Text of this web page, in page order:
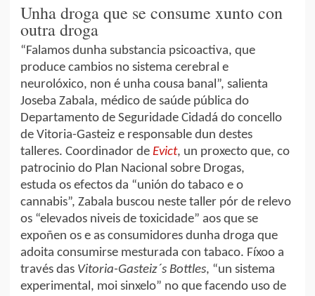
Unha droga que se consume xunto con
outra droga
“Falamos dunha substancia psicoactiva, que
produce cambios no sistema cerebral e
neurolóxico, non é unha cousa banal”, salienta
Joseba Zabala, médico de saúde pública do
Departamento de Seguridade Cidadá do concello
de Vitoria-Gasteiz e responsable dun destes
talleres. Coordinador de Evict, un proxecto que, co
patrocinio do Plan Nacional sobre Drogas,
estuda os efectos da “unión do tabaco e o
cannabis”, Zabala buscou neste taller pór de relevo
os “elevados niveis de toxicidade” aos que se
expoñen os e as consumidores dunha droga que
adoita consumirse mesturada con tabaco. Fíxoo a
través das Vitoria-Gasteiz´s Bottles, “un sistema
experimental, moi sinxelo” no que facendo uso de